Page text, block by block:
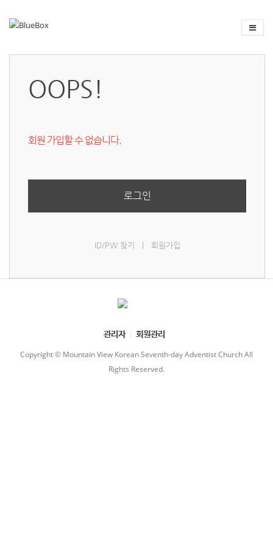
OOPS!
회원 가입할 수 없습니다.
로그인
ID/PW 찾기 회원가입
관리자 회원관리
Copyright © Mountain View Korean Seventh-day Adventist Church All
Rights Reserved.